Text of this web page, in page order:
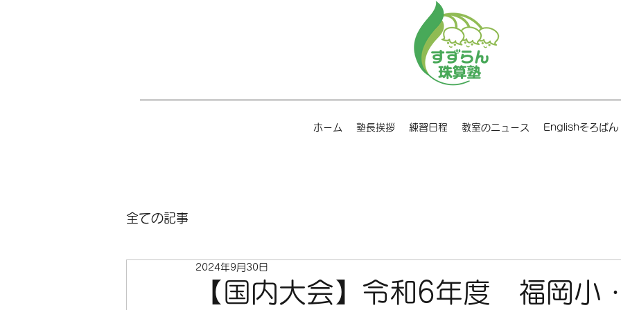
ホーム 塾長挨拶 練習日程 教室のニュース Englishそろばん
全ての記事
【国内大会】令和6年度 福岡小
2024年9月30日